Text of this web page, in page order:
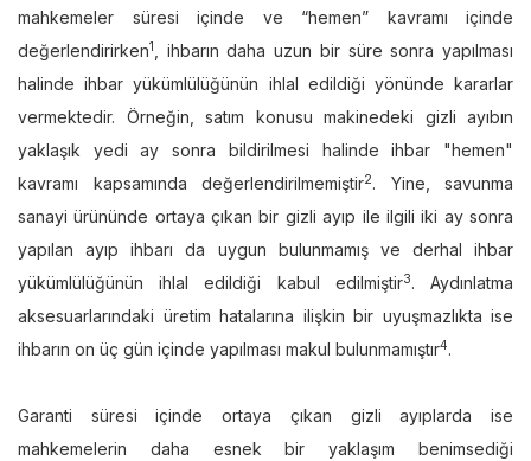
mahkemeler süresi içinde ve “hemen” kavramı içinde
değerlendirirken1
, ihbarın daha uzun bir süre sonra yapılması
halinde ihbar yükümlülüğünün ihlal edildiği yönünde kararlar
vermektedir. Örneğin, satım konusu makinedeki gizli ayıbın
yaklaşık yedi ay sonra bildirilmesi halinde ihbar "hemen"
kavramı kapsamında değerlendirilmemiştir2. Yine, savunma
sanayi ürününde ortaya çıkan bir gizli ayıp ile ilgili iki ay sonra
yapılan ayıp ihbarı da uygun bulunmamış ve derhal ihbar
yükümlülüğünün ihlal edildiği kabul edilmiştir3. Aydınlatma
aksesuarlarındaki üretim hatalarına ilişkin bir uyuşmazlıkta ise
ihbarın on üç gün içinde yapılması makul bulunmamıştır4.
Garanti süresi içinde ortaya çıkan gizli ayıplarda ise
mahkemelerin daha esnek bir yaklaşım benimsediği